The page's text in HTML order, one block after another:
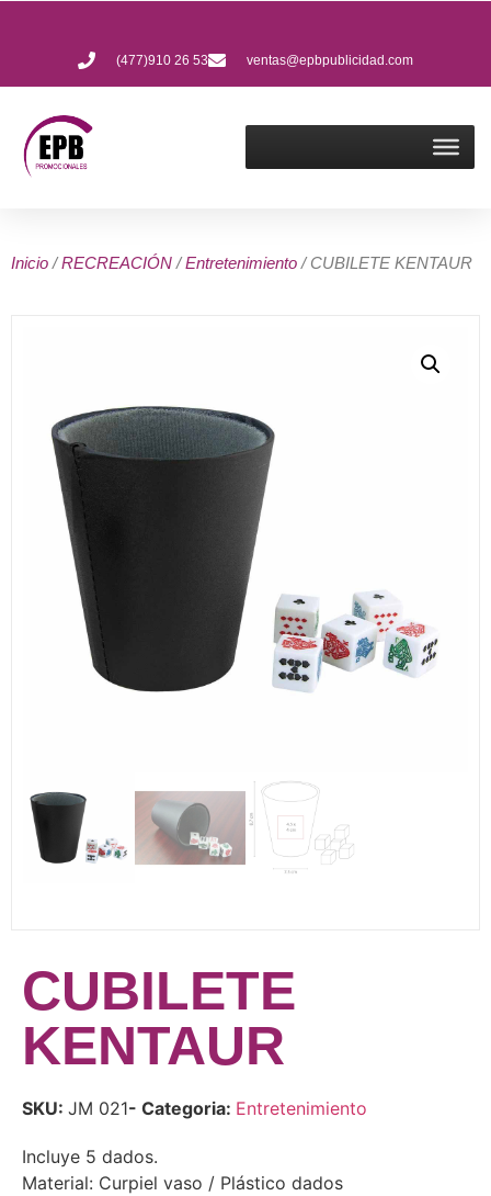
(477)910 26 53 ventas@epbpublicidad.com
Inicio /RECREACIÓN /Entretenimiento / CUBILETE KENTAUR
CUBILETE
KENTAUR
SKU: JM 021- Categoria: Entretenimiento
Incluye 5 dados.
Material: Curpiel vaso / Plástico dados